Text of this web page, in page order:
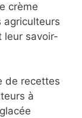
crème
agriculteurs
leur savoir-
de recettes
à